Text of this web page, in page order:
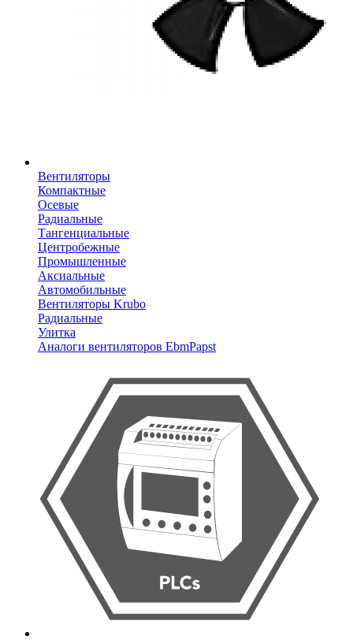
Вентиляторы
Компактные
Осевые
Радиальные
Тангенциальные
Центробежные
Промышленные
Аксиальные
Автомобильные
Вентиляторы Krubo
Радиальные
Улитка
Аналоги вентиляторов EbmPapst